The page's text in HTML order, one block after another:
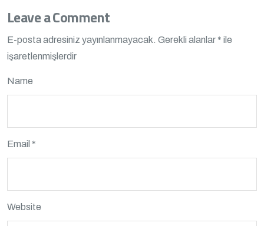
Leave a Comment
E-posta adresiniz yayınlanmayacak. Gerekli alanlar * ile
işaretlenmişlerdir
Name
Email *
Website